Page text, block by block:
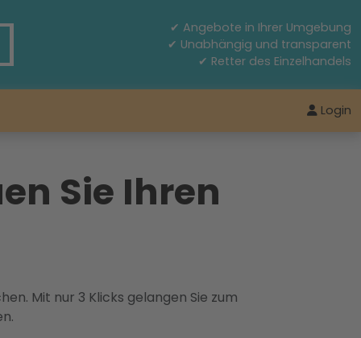
✔ Angebote in Ihrer Umgebung
✔ Unabhängig und transparent
✔ Retter des Einzelhandels
Login
Sie Ihren
Mit nur 3 Klicks gelangen Sie zum